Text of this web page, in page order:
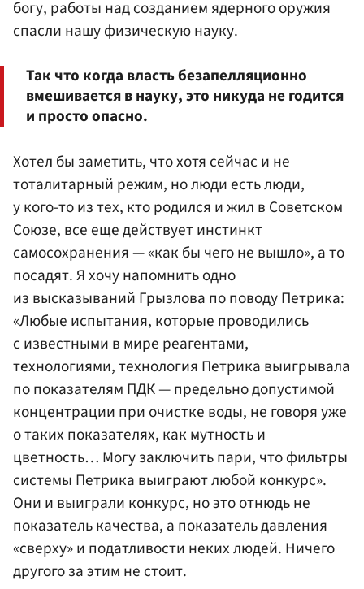
богу, работы над созданием ядерного оружия
спасли нашу физическую науку.
Так что когда власть безапелляционно
вмешивается в науку, это никуда не годится
и просто опасно.
Хотел бы заметить, что хотя сейчас и не
тоталитарный режим, но люди есть люди,
у кого-то из тех, кто родился и жил в Советском
Союзе, все еще действует инстинкт
самосохранения — «как бы чего не вышло», а то
посадят. Я хочу напомнить одно
из высказываний Грызлова по поводу Петрика:
«Любые испытания, которые проводились
с известными в мире реагентами,
технологиями, технология Петрика выигрывала
по показателям ПДК — предельно допустимой
концентрации при очистке воды, не говоря уже
о таких показателях, как мутность и
цветность… Могу заключить пари, что фильтры
системы Петрика выиграют любой конкурс».
Они и выиграли конкурс, но это отнюдь не
показатель качества, а показатель давления
«сверху» и податливости неких людей. Ничего
другого за этим не стоит.